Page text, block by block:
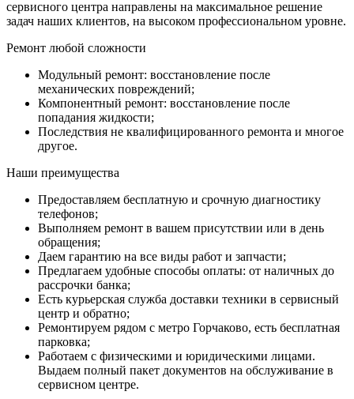
сервисного центра направлены на максимальное решение
задач наших клиентов, на высоком профессиональном уровне.
Ремонт любой сложности
Модульный ремонт: восстановление после
механических повреждений;
Компонентный ремонт: восстановление после
попадания жидкости;
Последствия не квалифицированного ремонта и многое
другое.
Наши преимущества
Предоставляем бесплатную и срочную диагностику
телефонов;
Выполняем ремонт в вашем присутствии или в день
обращения;
Даем гарантию на все виды работ и запчасти;
Предлагаем удобные способы оплаты: от наличных до
рассрочки банка;
Есть курьерская служба доставки техники в сервисный
центр и обратно;
Ремонтируем рядом с метро Горчаково, есть бесплатная
парковка;
Работаем с физическими и юридическими лицами.
Выдаем полный пакет документов на обслуживание в
сервисном центре.